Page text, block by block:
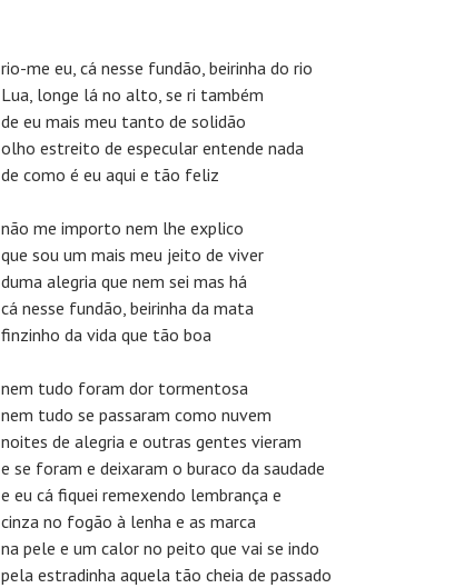
rio-me eu, cá nesse fundão, beirinha do rio
Lua, longe lá no alto, se ri também
de eu mais meu tanto de solidão
olho estreito de especular entende nada
de como é eu aqui e tão feliz
não me importo nem lhe explico
que sou um mais meu jeito de viver
duma alegria que nem sei mas há
cá nesse fundão, beirinha da mata
finzinho da vida que tão boa
nem tudo foram dor tormentosa
nem tudo se passaram como nuvem
noites de alegria e outras gentes vieram
e se foram e deixaram o buraco da saudade
e eu cá fiquei remexendo lembrança e
cinza no fogão à lenha e as marca
na pele e um calor no peito que vai se indo
pela estradinha aquela tão cheia de passado